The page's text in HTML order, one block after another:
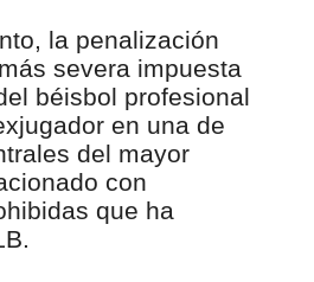
la penalización
severa impuesta
béisbol profesional
en una de
del mayor
con
que ha